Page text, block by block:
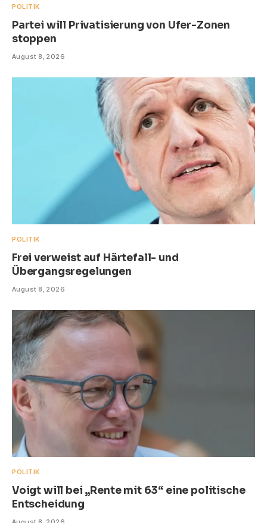
POLITIK
Partei will Privatisierung von Ufer-Zonen
stoppen
August 8, 2026
POLITIK
Frei verweist auf Härtefall- und
Übergangsregelungen
August 8, 2026
POLITIK
Voigt will bei „Rente mit 63“ eine politische
Entscheidung